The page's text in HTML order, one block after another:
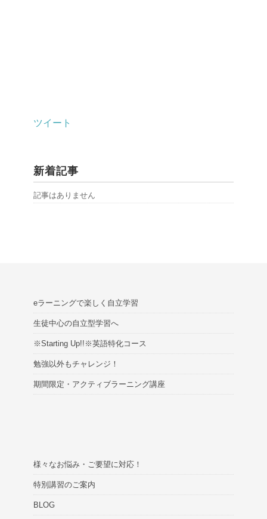
ツイート
新着記事
記事はありません
eラーニングで楽しく自立学習
生徒中心の自立型学習へ
※Starting Up!!※英語特化コース
勉強以外もチャレンジ！
期間限定・アクティブラーニング講座
様々なお悩み・ご要望に対応！
特別講習のご案内
BLOG